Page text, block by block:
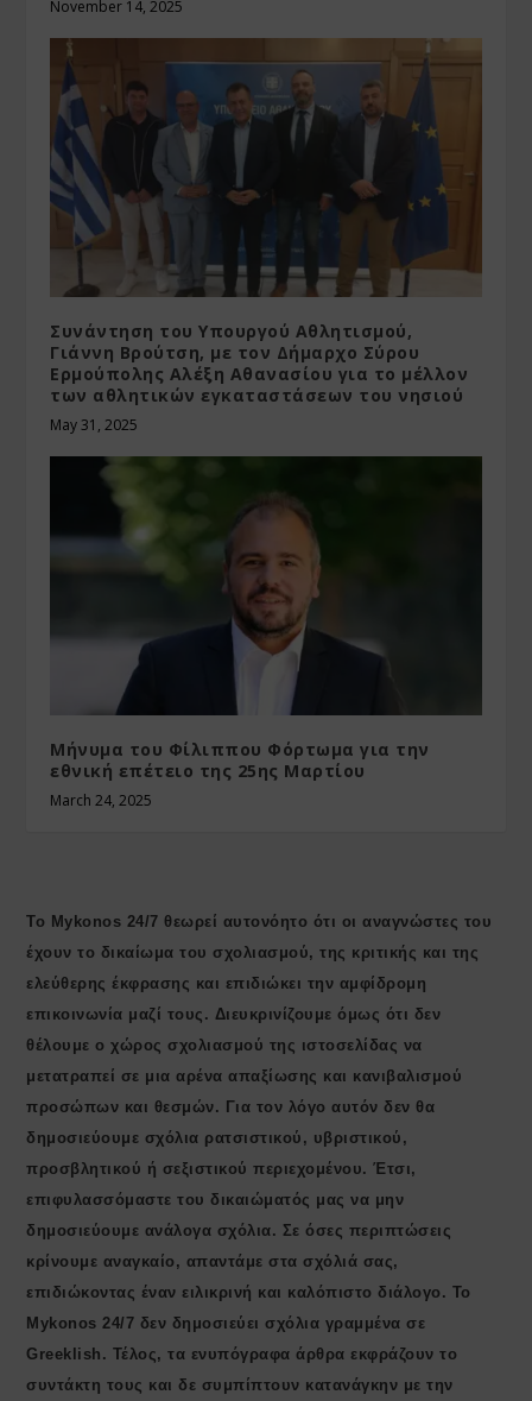
November 14, 2025
Συνάντηση του Υπουργού Αθλητισμού,
Γιάννη Βρούτση, με τον Δήμαρχο Σύρου
Ερμούπολης Αλέξη Αθανασίου για το μέλλον
των αθλητικών εγκαταστάσεων του νησιού
May 31, 2025
Μήνυμα του Φίλιππου Φόρτωμα για την
εθνική επέτειο της 25ης Μαρτίου
March 24, 2025
Το Mykonos 24/7 θεωρεί αυτονόητο ότι οι αναγνώστες του
έχουν το δικαίωμα του σχολιασμού, της κριτικής και της
ελεύθερης έκφρασης και επιδιώκει την αμφίδρομη
επικοινωνία μαζί τους. Διευκρινίζουμε όμως ότι δεν
θέλουμε ο χώρος σχολιασμού της ιστοσελίδας να
μετατραπεί σε μια αρένα απαξίωσης και κανιβαλισμού
προσώπων και θεσμών. Για τον λόγο αυτόν δεν θα
δημοσιεύουμε σχόλια ρατσιστικού, υβριστικού,
προσβλητικού ή σεξιστικού περιεχομένου. Έτσι,
επιφυλασσόμαστε του δικαιώματός μας να μην
δημοσιεύουμε ανάλογα σχόλια. Σε όσες περιπτώσεις
κρίνουμε αναγκαίο, απαντάμε στα σχόλιά σας,
επιδιώκοντας έναν ειλικρινή και καλόπιστο διάλογο. Το
Μykonos 24/7 δεν δημοσιεύει σχόλια γραμμένα σε
Greeklish. Τέλος, τα ενυπόγραφα άρθρα εκφράζουν το
συντάκτη τους και δε συμπίπτουν κατανάγκην με την